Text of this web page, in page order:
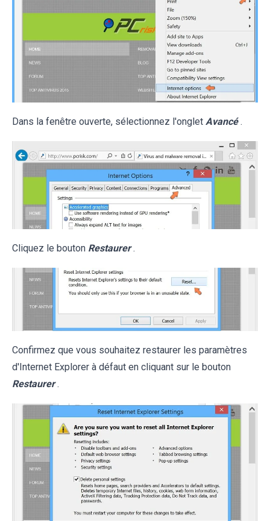
Dans la fenêtre ouverte, sélectionnez l'onglet Avancé .
Cliquez le bouton Restaurer .
Confirmez que vous souhaitez restaurer les paramètres
d'Internet Explorer à défaut en cliquant sur le bouton
Restaurer .